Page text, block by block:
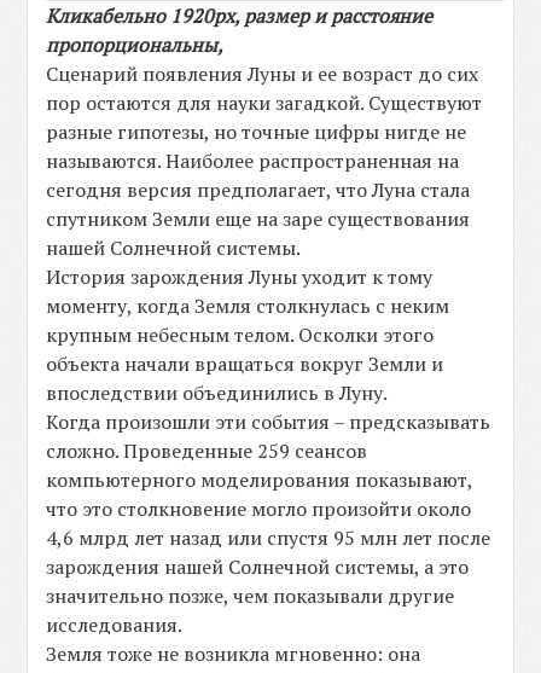
Кликабельно 1920рх, размер и расстояние
пропорциональны,
Сценарий появления Луны и ее возраст до сих
пор остаются для науки загадкой. Существуют
разные гипотезы, но точные цифры нигде не
называются. Наиболее распространенная на
сегодня версия предполагает, что Луна стала
спутником Земли еще на заре существования
нашей Солнечной системы.
История зарождения Луны уходит к тому
моменту, когда Земля столкнулась с неким
крупным небесным телом. Осколки этого
объекта начали вращаться вокруг Земли и
впоследствии объединились в Луну.
Когда произошли эти события – предсказывать
сложно. Проведенные 259 сеансов
компьютерного моделирования показывают,
что это столкновение могло произойти около
4,6 млрд лет назад или спустя 95 млн лет после
зарождения нашей Солнечной системы, а это
значительно позже, чем показывали другие
исследования.
Земля тоже не возникла мгновенно: она